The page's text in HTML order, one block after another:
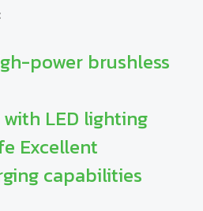
power brushless
LED lighting
Excellent
capabilities